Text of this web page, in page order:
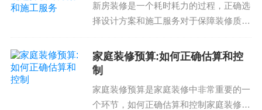
新房装修是一个耗时耗力的过程，正确选
择设计方案和施工服务对于保障装修质量
房装修流程注意事项是非常必要的。新房
装修流程注意事项新房装修流程通常包括
家庭装修预算:如何正确估算和控
制
家庭装修预算是家庭装修中非常重要的一
个环节，如何正确估算和控制家庭装修预